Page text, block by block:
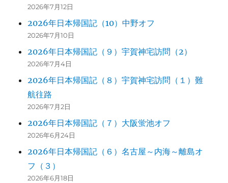
2026年7月12日
2026年日本帰国記（10）中野オフ
2026年7月10日
2026年日本帰国記（９）宇賀神宅訪問（2）
2026年7月4日
2026年日本帰国記（８）宇賀神宅訪問（１）難
航往路
2026年7月2日
2026年日本帰国記（７）大阪蛍池オフ
2026年6月24日
2026年日本帰国記（６）名古屋～内海～離島オ
フ（３）
2026年6月18日